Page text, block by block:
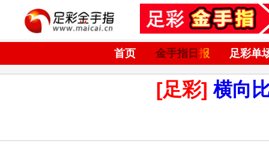
首页 金手指日报 足彩单
[足彩]横向